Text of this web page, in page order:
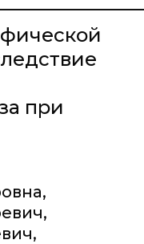
при
,
,
,